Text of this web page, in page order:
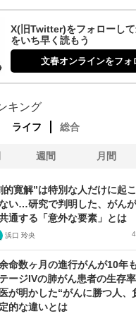
X(旧Twitter)をフォローし
をいち早く読もう
文春オンラインをフォ
キング
ライフ 総合
週間 月間
的寛解”は特別な人だけに起
い…研究で判明した、がん
通する「意外な要素」とは
浜口 玲央
余命数ヶ月の進行がんが10年
ージIVの肺がん患者の生存
が明かした“がんに勝つ人、
的な違いとは